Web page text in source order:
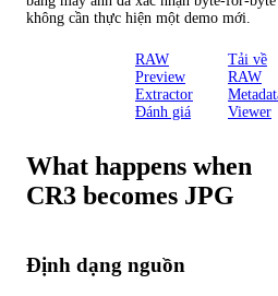
không cần thực hiện một demo mới.
RAW
Preview
Extractor
Đánh giá
Tải về
RAW
Viewer
What happens when
CR3 becomes JPG
Định dạng nguồn